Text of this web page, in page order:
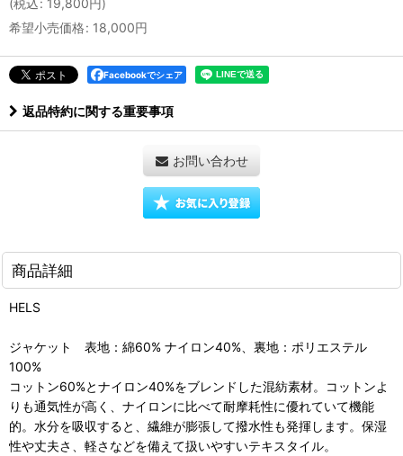
希望小売価格: 18,000円
Facebookでシェア
返品特約に関する重要事項
お問い合わせ
商品詳細
HELS
ジャケット 表地：綿60% ナイロン40%、裏地：ポリエステル
100%
コットン60%とナイロン40%をブレンドした混紡素材。コットンよ
りも通気性が高く、ナイロンに比べて耐摩耗性に優れていて機能
的。水分を吸収すると、繊維が膨張して撥水性も発揮します。保湿
性や丈夫さ、軽さなどを備えて扱いやすいテキスタイル。